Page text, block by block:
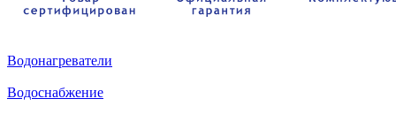
Водонагреватели
Водоснабжение